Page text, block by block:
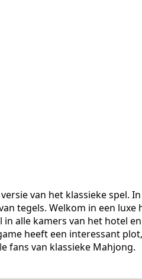
van het klassieke spel.
tegels. Welkom in een
in alle kamers van het hotel
heeft een interessant
fans van klassieke Mahjong.